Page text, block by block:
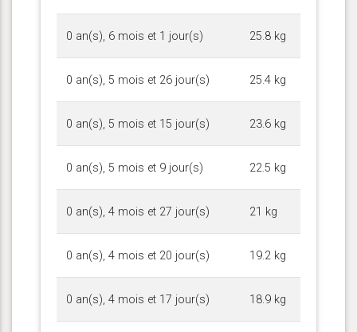
0 an(s), 6 mois et 1 jour(s) 25.8 kg
0 an(s), 5 mois et 26 jour(s) 25.4 kg
0 an(s), 5 mois et 15 jour(s) 23.6 kg
0 an(s), 5 mois et 9 jour(s) 22.5 kg
0 an(s), 4 mois et 27 jour(s) 21 kg
0 an(s), 4 mois et 20 jour(s) 19.2 kg
0 an(s), 4 mois et 17 jour(s) 18.9 kg